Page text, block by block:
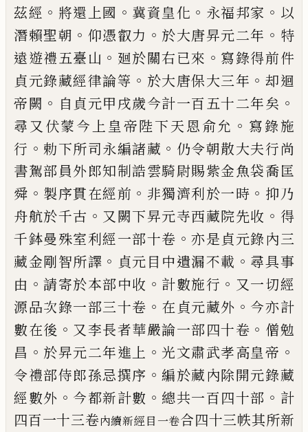
茲經 。 將還上國 。 冀資皇化 。 永福邦家 。 以
潛賴聖朝 。 仰憑叡力 。 於大唐昇元二年 。 特
遠遊禮五臺山 。 廻於關右已來 。 寫錄得前件
貞元錄藏經律論等 。 於大唐保大三年 。 却迴
帝闕 。 自貞元甲戌歲今計一百五十二年矣 。
尋又伏蒙今上皇帝陛下天恩俞允 。 寫錄施
行 。 勅下所司永編諸藏 。 仍令朝散大夫行尚
書駕部員外郎知制誥雲騎尉賜紫金魚袋喬匡
舜 。 製序貫在經前 。 非獨濟利於一時 。 抑乃
舟航於千古 。 又闕下昇元寺西藏院先收 。 得
千鉢曼殊室利經一部十卷 。亦是貞元錄內三
藏金剛智所譯 。 貞元目 中遺漏不載 。 尋具事
由 。請寄於本部中收 。 計數施行 。 又一切經
源品次錄一部三十卷 。 在 貞元藏外 。 今亦計
數在後 。 又李長者華嚴論一部四十卷 。 僧勉
昌 。 於昇元二年進上 。 光文肅武孝高皇帝 。
令禮部侍郎孫忌撰序 。編於藏內除開元錄藏
經數外 。 今都新計數 。 總共一百四十部 。 計
四百一十三卷內續新經目一卷合四十三帙其所新